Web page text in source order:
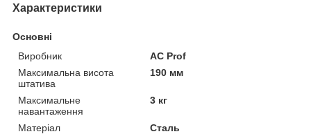
Характеристики
Основні
Виробник
AC Prof
Максимальна висота
штатива
190 мм
Максимальне
навантаження
3 кг
Матеріал
Сталь